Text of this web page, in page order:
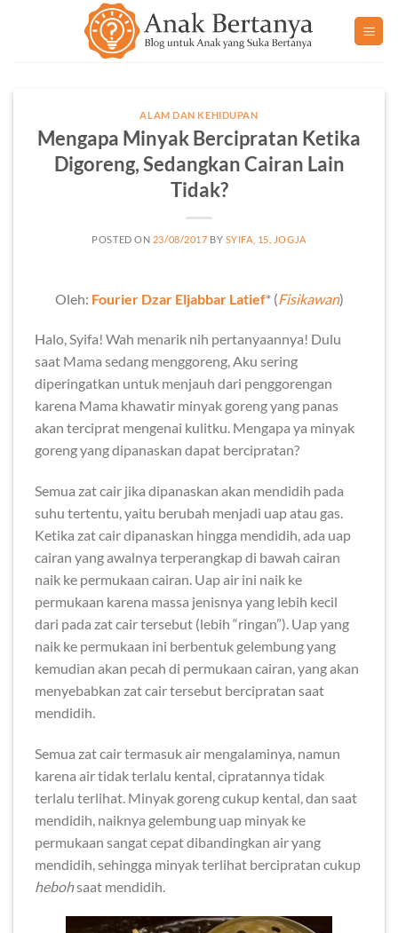
ALAM DAN KEHIDUPAN
Mengapa Minyak Bercipratan Ketika
Digoreng, Sedangkan Cairan Lain
Tidak?
POSTED ON 23/08/2017 BY SYIFA, 15, JOGJA
Oleh: Fourier Dzar Eljabbar Latief* (Fisikawan)
Halo, Syifa! Wah menarik nih pertanyaannya! Dulu
saat Mama sedang menggoreng, Aku sering
diperingatkan untuk menjauh dari penggorengan
karena Mama khawatir minyak goreng yang panas
akan terciprat mengenai kulitku. Mengapa ya minyak
goreng yang dipanaskan dapat bercipratan?
Semua zat cair jika dipanaskan akan mendidih pada
suhu tertentu, yaitu berubah menjadi uap atau gas.
Ketika zat cair dipanaskan hingga mendidih, ada uap
cairan yang awalnya terperangkap di bawah cairan
naik ke permukaan cairan. Uap air ini naik ke
permukaan karena massa jenisnya yang lebih kecil
dari pada zat cair tersebut (lebih “ringan”). Uap yang
naik ke permukaan ini berbentuk gelembung yang
kemudian akan pecah di permukaan cairan, yang akan
menyebabkan zat cair tersebut bercipratan saat
mendidih.
Semua zat cair termasuk air mengalaminya, namun
karena air tidak terlalu kental, cipratannya tidak
terlalu terlihat. Minyak goreng cukup kental, dan saat
mendidih, naiknya gelembung uap minyak ke
permukaan sangat cepat dibandingkan air yang
mendidih, sehingga minyak terlihat bercipratan cukup
hebohsaat mendidih.